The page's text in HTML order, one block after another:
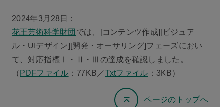
2024年3月28日：
花王芸術科学財団 では、[コンテンツ作成][ビジュア
ル・UIデザイン][開発・オーサリング]フェーズにおい
て、対応指標Ⅰ・Ⅱ・Ⅲの達成を確認しました。
（ PDFファイル ：77KB／Txtファイル ：3KB）
ページのトップへ